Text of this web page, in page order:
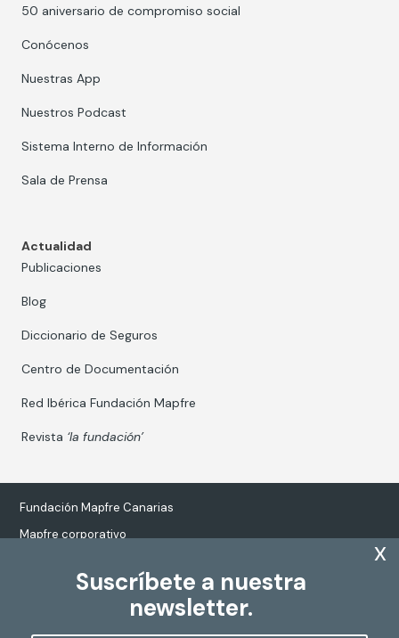
Suscríbete a nuestra
newsletter.
x
50 aniversario de compromiso social
Conócenos
Nuestras App
Nuestros Podcast
Sistema Interno de Información
Sala de Prensa
Actualidad
Publicaciones
Blog
Diccionario de Seguros
Centro de Documentación
Red Ibérica Fundación Mapfre
Revista ‘la fundación’
Fundación Mapfre Canarias
Mapfre corporativo
Tratamiento de datos personales